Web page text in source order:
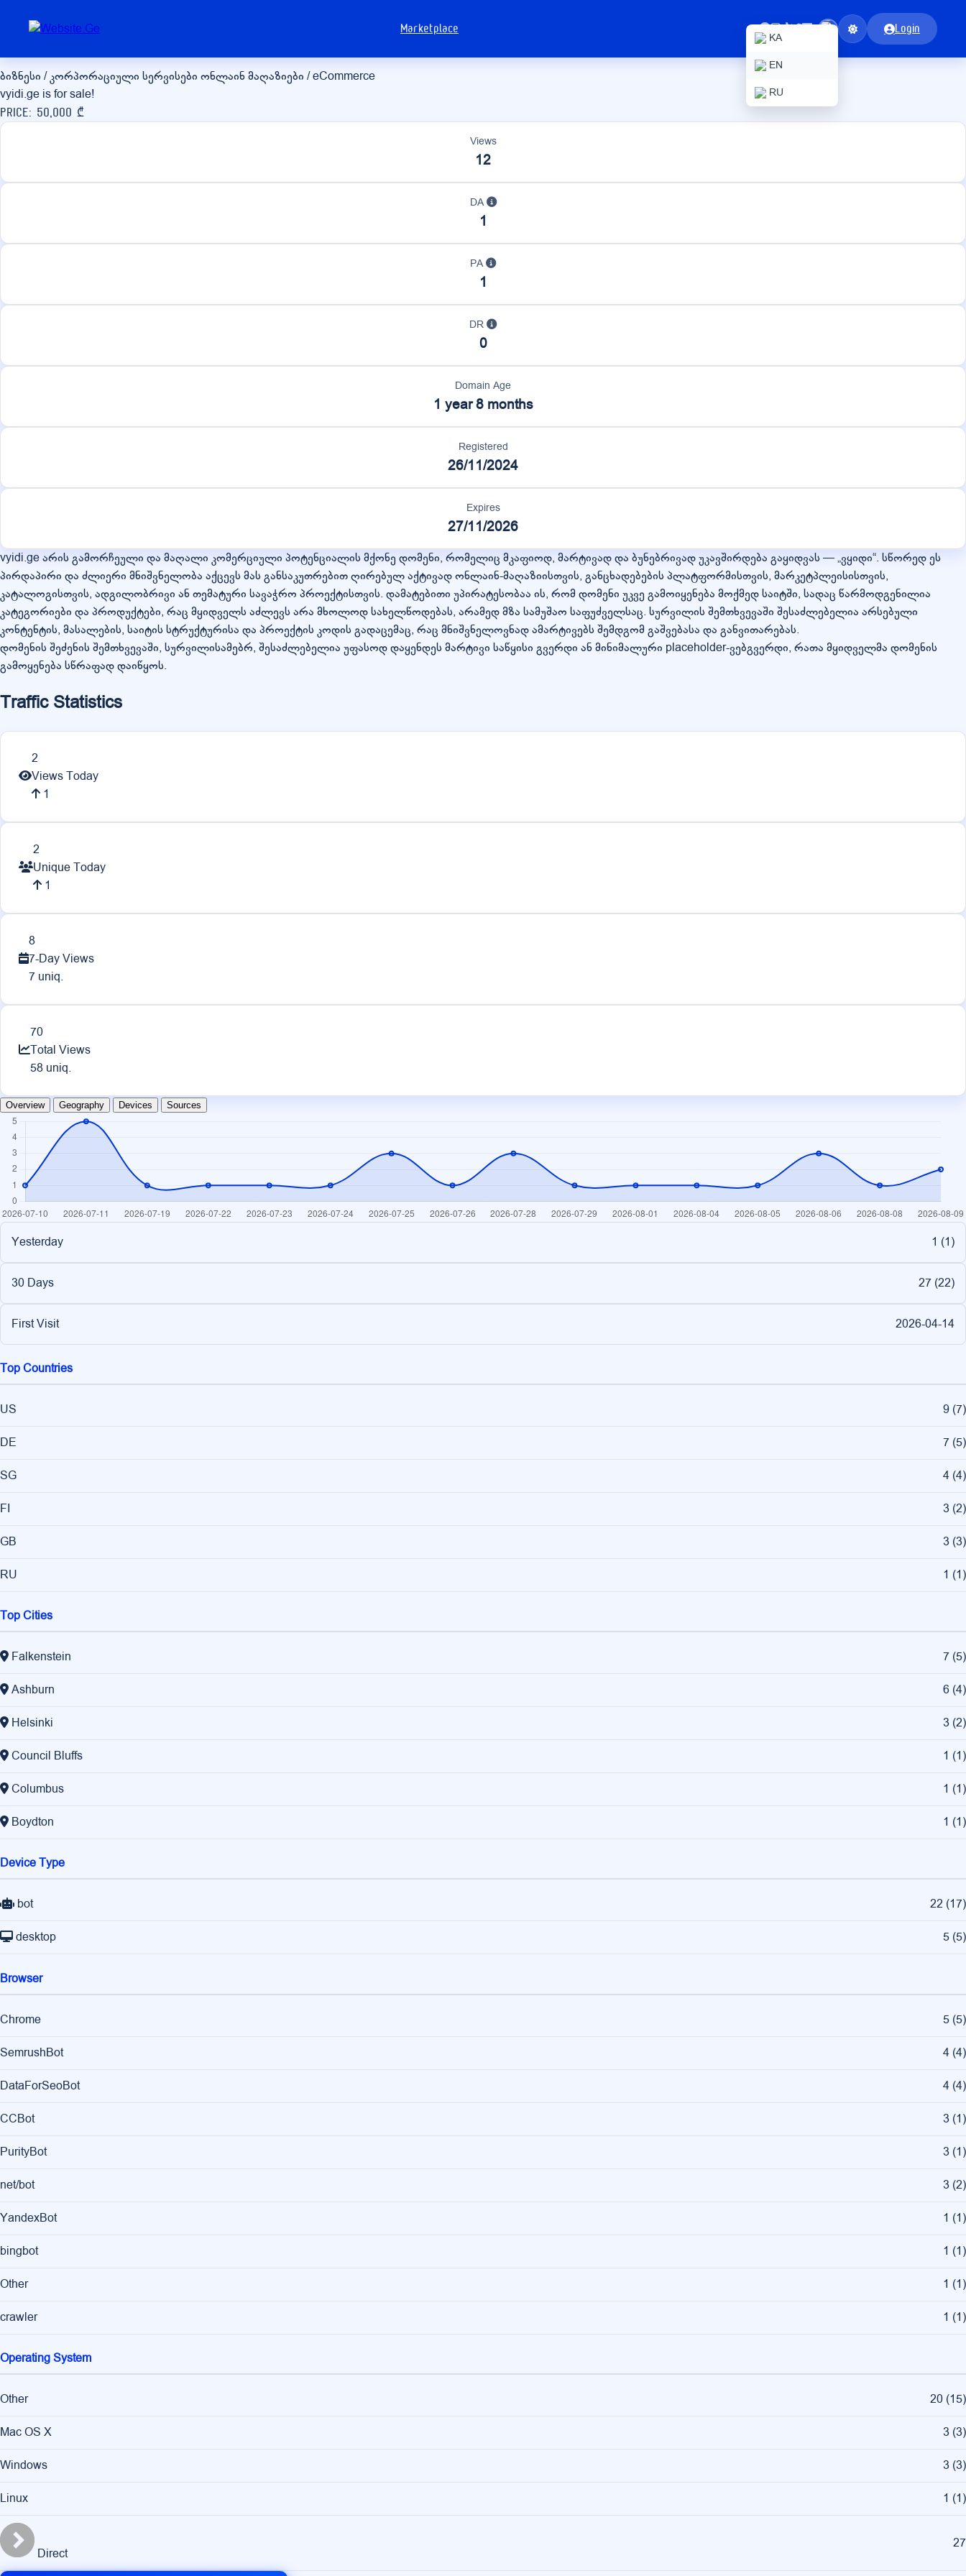
Marketplace
KA
EN
RU
Login
vyidi.ge
ბიზნესი / კორპორაციული სერვისები ონლაინ მაღაზიები / eCommerce
vyidi.ge is for sale!
Price: 50,000 ₾
Views
12
DA
1
PA
1
DR
0
Domain Age
1 year 8 months
Registered
26/11/2024
Expires
27/11/2026
vyidi.ge არის გამორჩეული და მაღალი კომერციული პოტენციალის მქონე დომენი, რომელიც მკაფიოდ, მარტივად და ბუნებრივად უკავშირდება გაყიდვას — „ვყიდი“. სწორედ ეს
პირდაპირი და ძლიერი მნიშვნელობა აქცევს მას განსაკუთრებით ღირებულ აქტივად ონლაინ-მაღაზიისთვის, განცხადებების პლატფორმისთვის, მარკეტპლეისისთვის,
კატალოგისთვის, ადგილობრივი ან თემატური სავაჭრო პროექტისთვის. დამატებითი უპირატესობაა ის, რომ დომენი უკვე გამოიყენება მოქმედ საიტში, სადაც წარმოდგენილია
კატეგორიები და პროდუქტები, რაც მყიდველს აძლევს არა მხოლოდ სახელწოდებას, არამედ მზა სამუშაო საფუძველსაც. სურვილის შემთხვევაში შესაძლებელია არსებული
კონტენტის, მასალების, საიტის სტრუქტურისა და პროექტის კოდის გადაცემაც, რაც მნიშვნელოვნად ამარტივებს შემდგომ გაშვებასა და განვითარებას.
დომენის შეძენის შემთხვევაში, სურვილისამებრ, შესაძლებელია უფასოდ დაყენდეს მარტივი საწყისი გვერდი ან მინიმალური placeholder-ვებგვერდი, რათა მყიდველმა დომენის
გამოყენება სწრაფად დაიწყოს.
Traffic Statistics
2
Views Today
1
2
Unique Today
1
8
7-Day Views
7 uniq.
70
Total Views
58 uniq.
Overview Geography Devices Sources
Yesterday 1 (1)
30 Days 27 (22)
First Visit 2026-04-14
Top Countries
US 9 (7)
DE 7 (5)
SG 4 (4)
FI 3 (2)
GB 3 (3)
RU 1 (1)
Top Cities
Falkenstein 7 (5)
Ashburn 6 (4)
Helsinki 3 (2)
Council Bluffs 1 (1)
Columbus 1 (1)
Boydton 1 (1)
Device Type
bot 22 (17)
desktop 5 (5)
Browser
Chrome 5 (5)
SemrushBot 4 (4)
DataForSeoBot 4 (4)
CCBot 3 (1)
PurityBot 3 (1)
net/bot 3 (2)
YandexBot 1 (1)
bingbot 1 (1)
Other 1 (1)
crawler 1 (1)
Operating System
Other 20 (15)
Mac OS X 3 (3)
Windows 3 (3)
Linux 1 (1)
Direct
27